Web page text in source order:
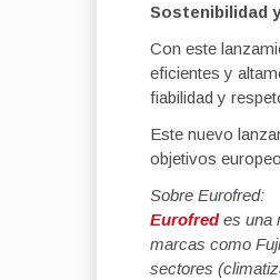
Sostenibilidad
Con este
eficientes y
fiabilidad y
Este nuevo
objetivos
Sobre Eurofred:
Eurofredes una
marcas como
sectores